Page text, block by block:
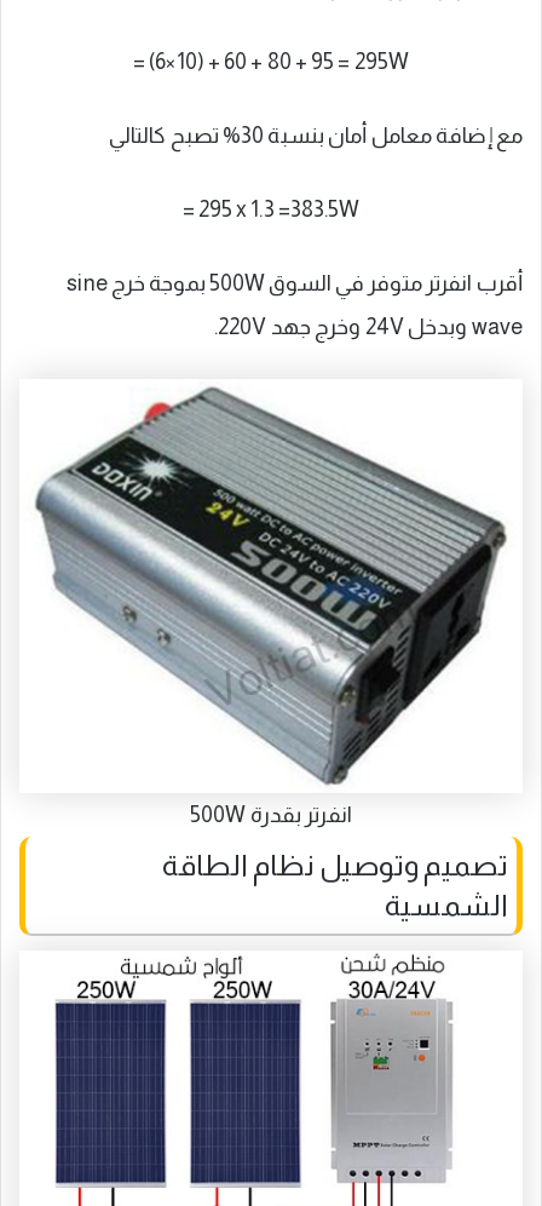
= (6×10) + 60 + 80 + 95 = 295W
مع إضافة معامل أمان بنسبة 30% تصبح كالتالي
= 295 x 1.3 =383.5W
أقرب انفرتر متوفر في السوق 500W بموجة خرج sine
wave وبدخل 24V وخرج جهد 220V.
انفرتر بقدرة 500W
تصميم وتوصيل نظام الطاقة
الشمسية